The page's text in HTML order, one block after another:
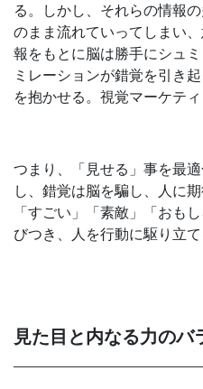
る。しかし、それらの情報
のまま流れていってしまい
報をもとに脳は勝手にシュ
ミレーションが錯覚を引き
を抱かせる。視覚マーケテ
つまり、「見せる」事を最
し、錯覚は脳を騙し、人に
「すごい」「素敵」「おも
びつき、人を行動に駆り立て
見た目と内なる力のバ